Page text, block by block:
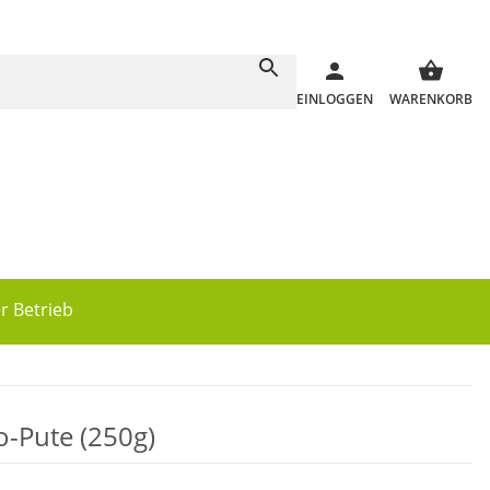
EINLOGGEN WARENKORB
Betrieb
Pute (250g)